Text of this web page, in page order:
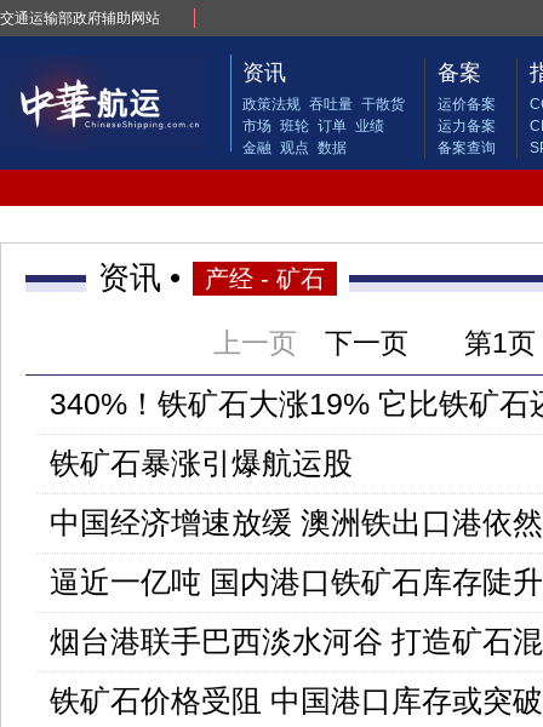
交通运输部政府辅助网站
资讯
政策法规 吞吐量 干散货
市场 班轮 订单 业绩
金融 观点 数据
备案
运价备案
运力备案
备案查询
资讯 • 产经 - 矿石
上一页 下一页 第1
340%！铁矿石大涨19% 它比铁矿石
铁矿石暴涨引爆航运股
中国经济增速放缓 澳洲铁出口港依
逼近一亿吨 国内港口铁矿石库存陡升
烟台港联手巴西淡水河谷 打造矿石
铁矿石价格受阻 中国港口库存或突